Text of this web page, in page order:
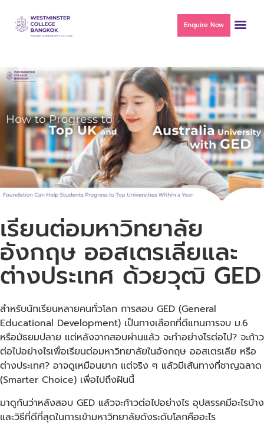
Enquire Now
เรียนต่อมหาวิทยาลัย
อังกฤษ ออสเตรเลียและ
ต่างประเทศ ด้วยวุฒิ GED
สำหรับนักเรียนหลายคนทั่วโลก การสอบ GED (General
Educational Development) เป็นทางเลือกที่ดีแทนการจบ ม.6
หรือมัธยมปลาย แต่หลังจากสอบผ่านแล้ว จะทำอย่างไรต่อไป? จะก้าว
ต่อไปอย่างไรเพื่อเรียนต่อมหาวิทยาลัยในอังกฤษ ออสเตรเลีย หรือ
ต่างประเทศ? อาจดูเหมือนยาก แต่จริง ๆ แล้วมีเส้นทางที่ชาญฉลาด
(Smarter Choice) เพื่อไปถึงฝันนี้
มาดูกันว่าหลังสอบ GED แล้วจะก้าวต่อไปอย่างไร อุปสรรคมีอะไรบ้าง
และวิธีที่ดีที่สุดในการเข้ามหาวิทยาลัยดังระดับโลกคืออะไร